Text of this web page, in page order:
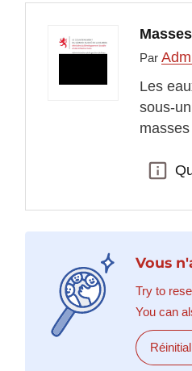
Par
Les
sous-
Vous
Try to
You can